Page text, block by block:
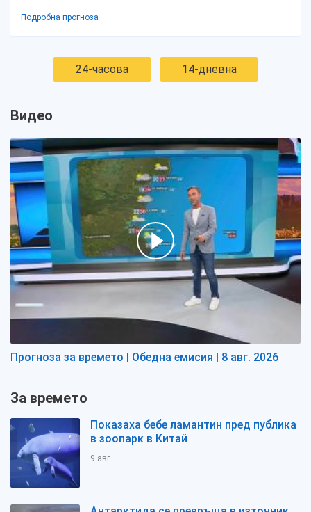
Подробна прогноза
24-часова 14-дневна
Видео
Прогноза за времето | Обедна емисия | 8 авг. 2026
За времето
Показаха бебе ламантин пред публика
в зоопарк в Китай
9 авг